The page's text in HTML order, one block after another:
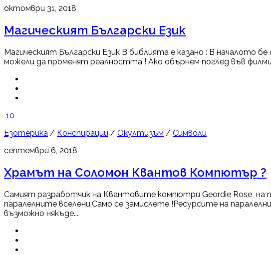
октомври 31, 2018
Магическият Български Език
Магическият Български Език В библията е казано : В началото
можели да променят реалността ! Ако обърнем поглед във
10
Езотерика / Конспирации / Окултизъм / Символи
септември 6, 2018
Храмът на Соломон Квантов Компютър ?
Самият разработчик на Квантовите компютри Geordie Rose на
паралелните вселени.Само се замислете !Ресурсите на
възможно някъде...